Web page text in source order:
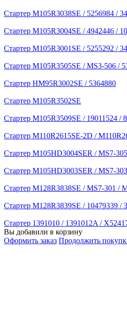
Стартер M105R3038SE / 5256984 /
Стартер M105R3004SE / 4942446 /
Стартер M105R3001SE / 5255292 /
Стартер M105R3505SE / MS3-506 /
Стартер HM95R3002SE / 5364880
Стартер M105R3502SE
Стартер M105R3509SE / 19011524 /
Стартер M110R2615SE-2D /
Стартер M105HD3004SER / MS7-
Стартер M105HD3003SER / MS7-
Стартер M128R3838SE / MS7-301 /
Стартер M128R3839SE / 10479339 /
Стартер 1391010 / 1391012A /
Вы добавили в корзину
Оформить заказ Продолжить